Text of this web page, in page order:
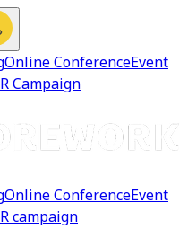
Online ConferenceEvent
Campaign
Online ConferenceEvent
campaign